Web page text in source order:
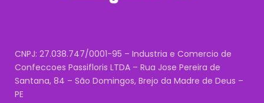
CNPJ: 27.038.747/0001-95 – Industria e Comercio de
Confeccoes Passifloris LTDA – Rua Jose Pereira de
Santana, 84 – São Domingos, Brejo da Madre de Deus –
PE